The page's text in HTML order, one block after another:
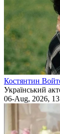
Костянтин
Український
06-Aug, 2026,